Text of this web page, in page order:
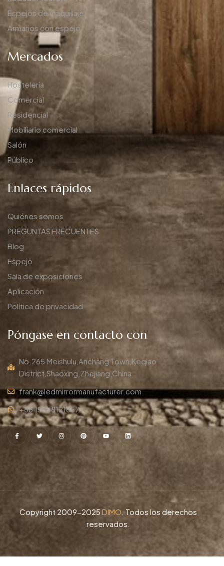
Espejos de maquillaje
Armarios con espejo
Mercados
Hostelería
Comercial
Residencial
Mobiliario comercial
Salón
Público
Enlaces rápidos
Quiénes somos
PREGUNTAS FRECUENTES
Blog
Espejo
Sala de exposiciones
Aplicación
Política de privacidad
Póngase en contacto con
No.265 Meishulu,Anchang Town,Keqiao
District,Shaoxing,Zhejiang,China
frank@ledmirrormanufacturer.com
+86 15658121857
Copyright 2009-2025 DIMO. Todos los derechos
reservados.